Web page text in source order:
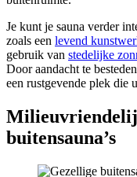
Je kunt je sauna verder
zoals een levend
gebruik van stedelijke
Door aandacht te
een rustgevende plek die
buitensauna’s